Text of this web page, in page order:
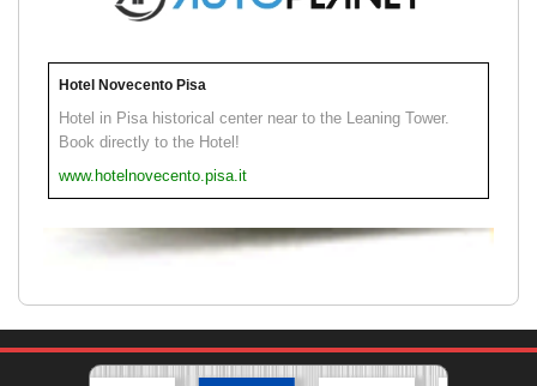
Hotel Novecento Pisa
Hotel in Pisa historical center near to the Leaning Tower.
Book directly to the Hotel!
www.hotelnovecento.pisa.it